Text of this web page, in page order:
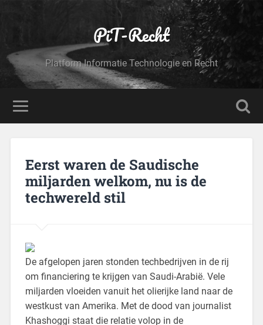
PiT-Recht
Platform Informatie Technologie en Recht
Eerst waren de Saudische
miljarden welkom, nu is de
techwereld stil
De afgelopen jaren stonden techbedrijven in de rij
om financiering te krijgen van Saudi-Arabië. Vele
miljarden vloeiden vanuit het olierijke land naar de
westkust van Amerika. Met de dood van journalist
Khashoggi staat die relatie volop in de